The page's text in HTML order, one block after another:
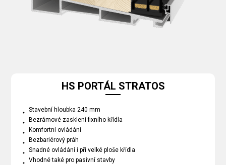
HS PORTÁL STRATOS
Stavební hloubka 240 mm
Bezrámové zasklení fixního křídla
Komfortní ovládání
Bezbariérový práh
Snadné ovládání i při velké ploše křídla
Vhodné také pro pasivní stavby